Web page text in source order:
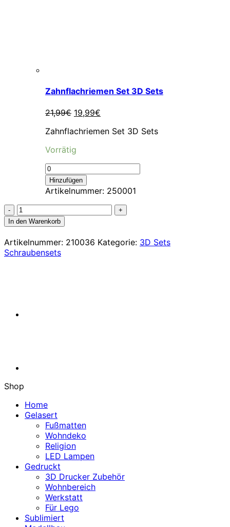
Zahnflachriemen Set 3D Sets
21,99€ Ursprünglicher
war:
19,99€
ist:
Zahnflachriemen Set 3D Sets
Vorrätig
Hinzufügen
Artikelnummer: 250001
Model
15:
Max
4×4
von
3D
In den Warenkorb
Artikelnummer: 210036 Kategorie: 3D Sets
Schraubensets
Shop
Home
Gelasert
Fußmatten
Wohndeko
Religion
LED Lampen
Gedruckt
3D Drucker Zubehör
Wohnbereich
Werkstatt
Für Lego
Sublimiert